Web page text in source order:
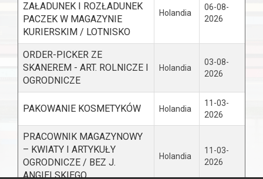
ZAŁADUNEK I ROZŁADUNEK
PACZEK W MAGAZYNIE
KURIERSKIM / LOTNISKO
Holandia
06-08-
2026
ORDER-PICKER ZE
SKANEREM - ART. ROLNICZE I
OGRODNICZE
Holandia
03-08-
2026
PAKOWANIE KOSMETYKÓW Holandia
11-03-
2026
PRACOWNIK MAGAZYNOWY
– KWIATY I ARTYKUŁY
OGRODNICZE / BEZ J.
ANGIELSKIEGO
Holandia
11-03-
2026